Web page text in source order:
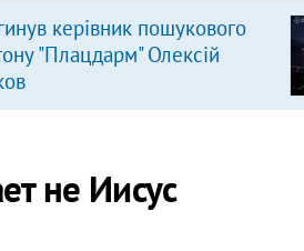
керівник пошукового
"Плацдарм" Олексій
не Иисус